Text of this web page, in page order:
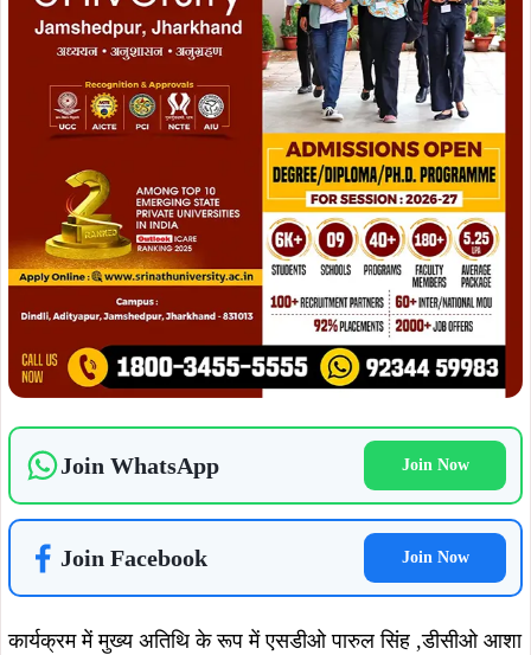
Join WhatsApp Join Now
Join Facebook Join Now
कार्यक्रम में मुख्य अतिथि के रूप में एसडीओ पारुल सिंह ,डीसीओ आशा